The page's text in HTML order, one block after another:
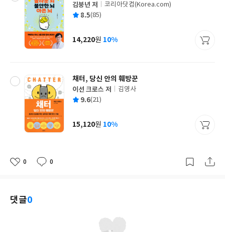
글
쓴
김붕년 저
출
사
코리아닷컴(Korea.com)
평 8.5(85)
가
14,220원 10%
채터, 당신 안의 훼방꾼
글
쓴
이선 크로스 저
출
사
김영사
평 9.6(21)
가
15,120원 10%
좋
0
댓
0
작
댓글0